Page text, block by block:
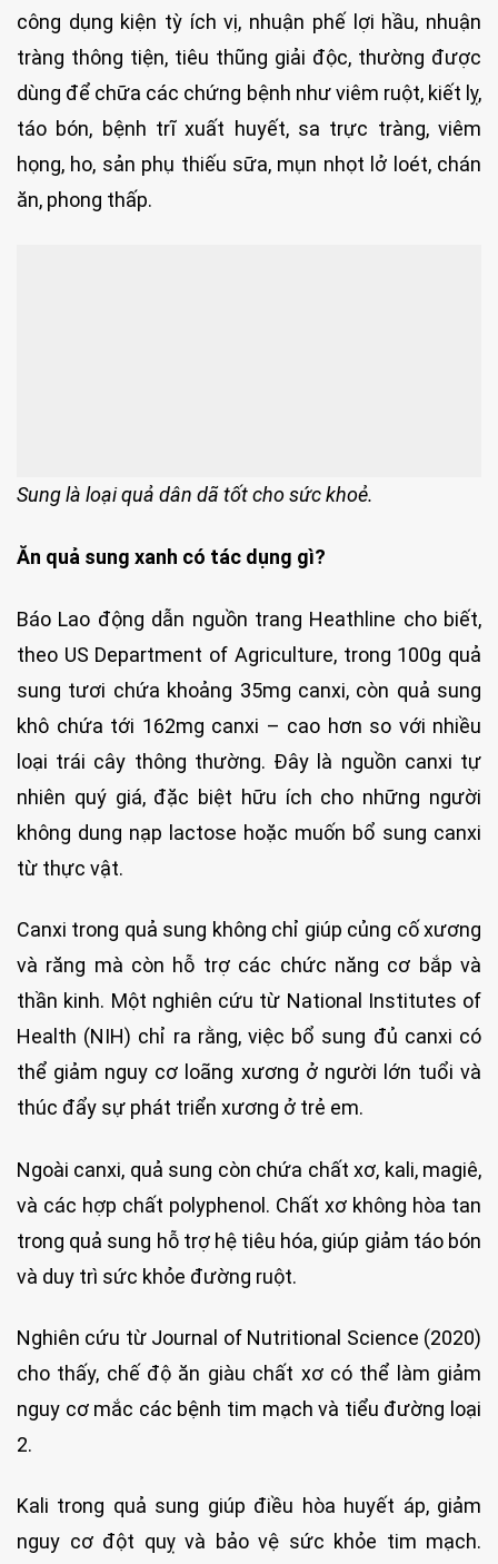
công dụng kiện tỳ ích vị, nhuận phế lợi hầu, nhuận
tràng thông tiện, tiêu thũng giải độc, thường được
dùng để chữa các chứng bệnh như viêm ruột, kiết lỵ,
táo bón, bệnh trĩ xuất huyết, sa trực tràng, viêm
họng, ho, sản phụ thiếu sữa, mụn nhọt lở loét, chán
ăn, phong thấp.
Sung là loại quả dân dã tốt cho sức khoẻ.
Ăn quả sung xanh có tác dụng gì?
Báo Lao động dẫn nguồn trang Heathline cho biết,
theo US Department of Agriculture, trong 100g quả
sung tươi chứa khoảng 35mg canxi, còn quả sung
khô chứa tới 162mg canxi – cao hơn so với nhiều
loại trái cây thông thường. Đây là nguồn canxi tự
nhiên quý giá, đặc biệt hữu ích cho những người
không dung nạp lactose hoặc muốn bổ sung canxi
từ thực vật.
Canxi trong quả sung không chỉ giúp củng cố xương
và răng mà còn hỗ trợ các chức năng cơ bắp và
thần kinh. Một nghiên cứu từ National Institutes of
Health (NIH) chỉ ra rằng, việc bổ sung đủ canxi có
thể giảm nguy cơ loãng xương ở người lớn tuổi và
thúc đẩy sự phát triển xương ở trẻ em.
Ngoài canxi, quả sung còn chứa chất xơ, kali, magiê,
và các hợp chất polyphenol. Chất xơ không hòa tan
trong quả sung hỗ trợ hệ tiêu hóa, giúp giảm táo bón
và duy trì sức khỏe đường ruột.
Nghiên cứu từ Journal of Nutritional Science (2020)
cho thấy, chế độ ăn giàu chất xơ có thể làm giảm
nguy cơ mắc các bệnh tim mạch và tiểu đường loại
2.
Kali trong quả sung giúp điều hòa huyết áp, giảm
nguy cơ đột quỵ và bảo vệ sức khỏe tim mạch.